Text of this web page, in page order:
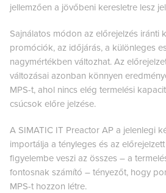
jellemzően a jövőbeni keresletre lesz
Sajnálatos módon az előrejelzés iránti
promóciók, az időjárás, a különleges
nagymértékben változhat. Az
változásai azonban könnyen
MPS-t, ahol nincs elég termelési
csúcsok előre jelzése.
A SIMATIC IT Preactor AP a jelenlegi
importálja a tényleges és az
figyelembe veszi az összes – a
fontosnak számító – tényezőt, hogy
MPS-t hozzon létre.